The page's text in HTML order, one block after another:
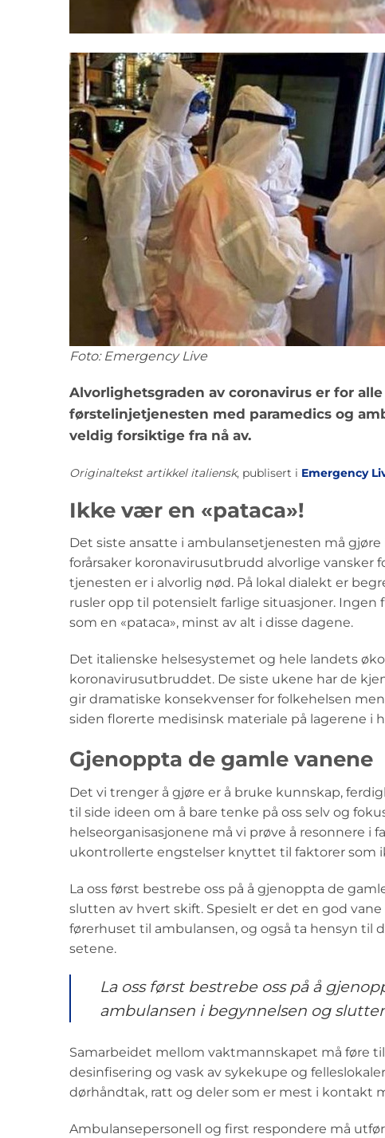
Foto: Emergency Live
Alvorlighetsgraden av coronavirus er for
førstelinjetjenesten med paramedics og
veldig forsiktige fra nå av.
Originaltekst artikkel italiensk, publisert i Emergency
Ikke vær en «pataca»!
Det siste ansatte i ambulansetjenesten må gjøre
forårsaker koronavirusutbrudd alvorlige
tjenesten er i alvorlig nød. På lokal dialekt er
rusler opp til potensielt farlige situasjoner.
som en «pataca», minst av alt i disse dagene.
Det italienske helsesystemet og hele landets
koronavirusutbruddet. De siste ukene har de
gir dramatiske konsekvenser for folkehelsen
siden florerte medisinsk materiale på lagerene i
Gjenoppta de gamle vanene
Det vi trenger å gjøre er å bruke kunnskap,
til side ideen om å bare tenke på oss selv og
helseorganisasjonene må vi prøve å resonnere i
ukontrollerte engstelser knyttet til faktorer som
La oss først bestrebe oss på å gjenoppta de
slutten av hvert skift. Spesielt er det en god
førerhuset til ambulansen, og også ta hensyn til
setene.
La oss først bestrebe oss på å
ambulansen i begynnelsen og
Samarbeidet mellom vaktmannskapet må føre
desinfisering og vask av sykekupe og
dørhåndtak, ratt og deler som er mest i kontakt
Ambulansepersonell og first respondere må